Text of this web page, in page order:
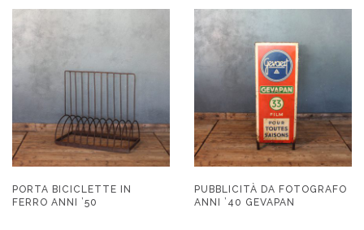
PORTA BICICLETTE IN
FERRO ANNI ’50
PUBBLICITÀ DA FOTOGRAFO
ANNI ’40 GEVAPAN